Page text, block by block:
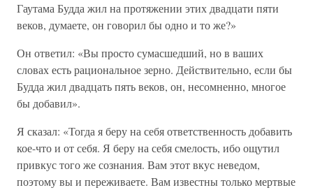
Гаутама Будда жил на протяжении этих двадцати пяти
веков, думаете, он говорил бы одно и то же?»
Он ответил: «Вы просто сумасшедший, но в ваших
словах есть рациональное зерно. Действительно, если бы
Будда жил двадцать пять веков, он, несомненно, многое
бы добавил».
Я сказал: «Тогда я беру на себя ответственность добавить
кое-что и от себя. Я беру на себя смелость, ибо ощутил
привкус того же сознания. Вам этот вкус неведом,
поэтому вы и переживаете. Вам известны только мертвые